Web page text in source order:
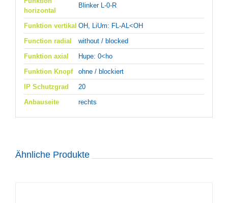
horizontal
Blinker L-0-R
Funktion vertikal OH, LiUm: FL-AL<OH
Function radial
without / blocked
Funktion axial
Hupe: 0<ho
Funktion Knopf
ohne / blockiert
IP Schutzgrad
20
Anbauseite
rechts
Ähnliche Produkte